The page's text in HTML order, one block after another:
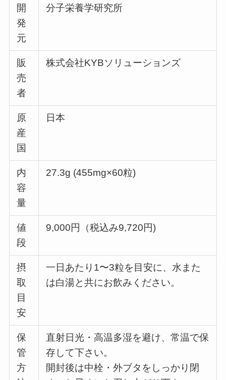
開
発
元
分子栄養学研究所
販
売
者
株式会社KYBソリューションズ
原
産
国
日本
内
容
量
27.3g (455mg×60粒)
値
段
9,000円（税込み9,720円)
摂
取
目
安
一日あたり1〜3粒を目安に、水また
は白湯と共にお飲みください。
保
管
方
直射日光・高温多湿を避け、常温で保
存して下さい。
開封後は中栓・外ブタをしっかり閉